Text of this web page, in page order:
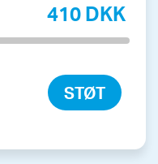
410 DKK
STØT